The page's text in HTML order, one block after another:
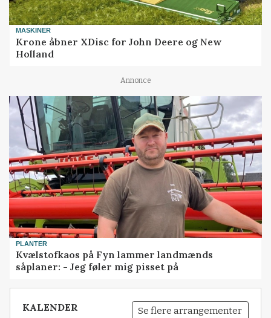
MASKINER
Krone åbner XDisc for John Deere og New
Holland
Annonce
PLANTER
Kvælstofkaos på Fyn lammer landmænds
såplaner: - Jeg føler mig pisset på
KALENDER Se flere arrangementer